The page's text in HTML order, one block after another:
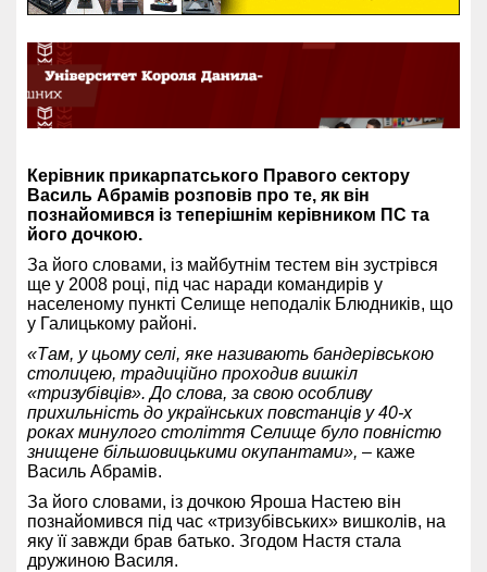
Керівник прикарпатського Правого сектору
Василь Абрамів розповів про те, як він
познайомився із теперішнім керівником ПС та
його дочкою.
За його словами, із майбутнім тестем він зустрівся
ще у 2008 році, під час наради командирів у
населеному пункті Селище неподалік Блюдників, що
у Галицькому районі.
«Там, у цьому селі, яке називають бандерівською
столицею, традиційно проходив вишкіл
«тризубівців». До слова, за свою особливу
прихильність до українських повстанців у 40-х
роках минулого століття Селище було повністю
знищене більшовицькими окупантами», – каже
Василь Абрамів.
За його словами, із дочкою Яроша Настею він
познайомився під час «тризубівських» вишколів, на
яку її завжди брав батько. Згодом Настя стала
дружиною Василя.